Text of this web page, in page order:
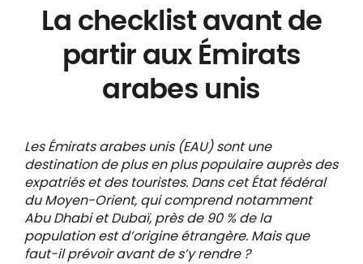
Carte assuré
digitale
La checklist avant de
partir aux Émirats
arabes unis
Les Émirats arabes unis (EAU) sont une
destination de plus en plus populaire auprès des
expatriés et des touristes. Dans cet État fédéral
du Moyen-Orient, qui comprend notamment
Abu Dhabi et Dubaï, près de 90 % de la
population est d’origine étrangère. Mais que
faut-il prévoir avant de s’y rendre ?